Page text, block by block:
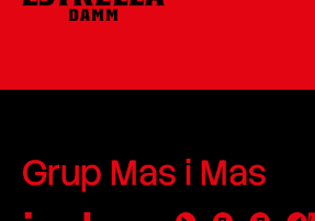
Grup Mas i Mas